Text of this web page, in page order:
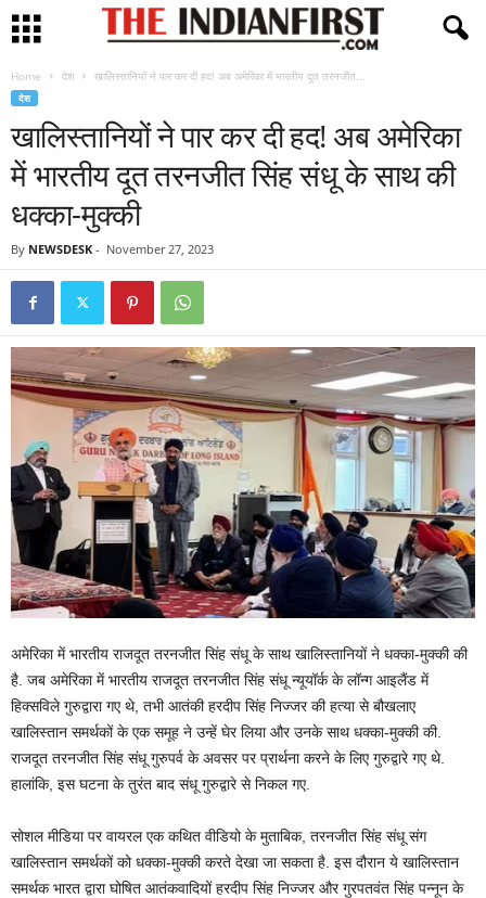
Home देश खालिस्तानियों ने पार कर दी हद! अब अमेरिका में भारतीय दूत तरनजीत...
देश
खालिस्तानियों ने पार कर दी हद! अब अमेरिका
में भारतीय दूत तरनजीत सिंह संधू के साथ की
धक्का-मुक्की
By NEWSDESK - November 27, 2023
अमेरिका में भारतीय राजदूत तरनजीत सिंह संधू के साथ खालिस्तानियों ने धक्का-मुक्की की
है. जब अमेरिका में भारतीय राजदूत तरनजीत सिंह संधू न्यूयॉर्क के लॉन्ग आइलैंड में
हिक्सविले गुरुद्वारा गए थे, तभी आतंकी हरदीप सिंह निज्जर की हत्या से बौखलाए
खालिस्तान समर्थकों के एक समूह ने उन्हें घेर लिया और उनके साथ धक्का-मुक्की की.
राजदूत तरनजीत सिंह संधू गुरुपर्व के अवसर पर प्रार्थना करने के लिए गुरुद्वारे गए थे.
हालांकि, इस घटना के तुरंत बाद संधू गुरुद्वारे से निकल गए.
सोशल मीडिया पर वायरल एक कथित वीडियो के मुताबिक, तरनजीत सिंह संधू संग
खालिस्तान समर्थकों को धक्का-मुक्की करते देखा जा सकता है. इस दौरान ये खालिस्तान
समर्थक भारत द्वारा घोषित आतंकवादियों हरदीप सिंह निज्जर और गुरपतवंत सिंह पन्नून के